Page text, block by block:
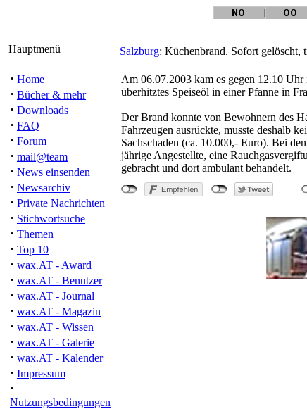
Hauptmenü
· Home
· Bücher & mehr
· Downloads
· FAQ
· Forum
· mail@team
· News einsenden
· Newsarchiv
· Private Nachrichten
· Stichwortsuche
· Themen
· Top 10
· wax.AT - Award
· wax.AT - Benutzer
· wax.AT - Journal
· wax.AT - Magazin
· wax.AT - Wissen
· wax.AT - Galerie
· wax.AT - Kalender
· Impressum
·
Nutzungsbedingungen
Salzburg: Küchenbrand. Sofort gelöscht,
Am 06.07.2003 kam es gegen 12.10
überhitztes Speiseöl in einer Pfanne in
Der Brand konnte von Bewohnern des
Fahrzeugen ausrückte, musste deshalb
Sachschaden (ca. 10.000,- Euro). Bei
jährige Angestellte, eine
gebracht und dort ambulant behandelt.